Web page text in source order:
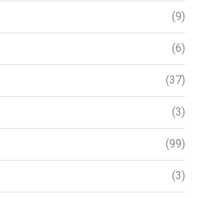
(9)
(6)
(37)
(3)
(99)
(3)